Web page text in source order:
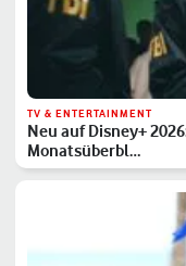
TV & ENTERTAINMENT
Neu auf Disney+
Monatsüberbl…